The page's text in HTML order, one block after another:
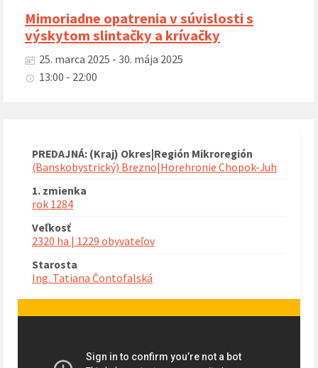
Mimoriadne opatrenia v súvislosti s
výskytom slintačky a krívačky
25. marca 2025 - 30. mája 2025
13:00 - 22:00
PREDAJNÁ: (Kraj) Okres|Región Mikroregión
(Banskobystrický) Brezno|Horehronie Chopok-Juh
1. zmienka
rok 1284
Veľkosť
2320 ha | 1229 obyvateľov
Starosta
Ing. Tatiana Čontofalská